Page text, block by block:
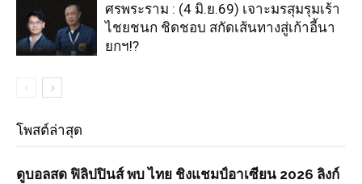
ศรพระราม : (4 มิ.ย.69) เจาะมรสุมรุมเร้า
ไชยชนก ชิดชอบ สกัดเส้นทางสู่เก้าอี้นา
ยกฯ!?
โพสต์ล่าสุด
ดูบอลสด ฟิลิปปินส์ พบ ไทย ชิงแชมป์อาเซียน 2026 ลิงก์